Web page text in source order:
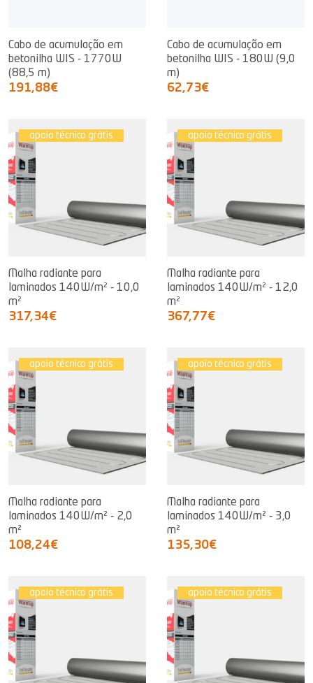
Cabo de acumulação em
betonilha WIS - 1770W
(88,5 m)
191,88€
Cabo de acumulação em
betonilha WIS - 180W (9,0
m)
62,73€
apoio técnico grátis
Malha radiante para
laminados 140W/m² - 10,0
m²
317,34€
apoio técnico grátis
Malha radiante para
laminados 140W/m² - 12,0
m²
367,77€
apoio técnico grátis
Malha radiante para
laminados 140W/m² - 2,0
m²
108,24€
apoio técnico grátis
Malha radiante para
laminados 140W/m² - 3,0
m²
135,30€
apoio técnico grátis apoio técnico grátis